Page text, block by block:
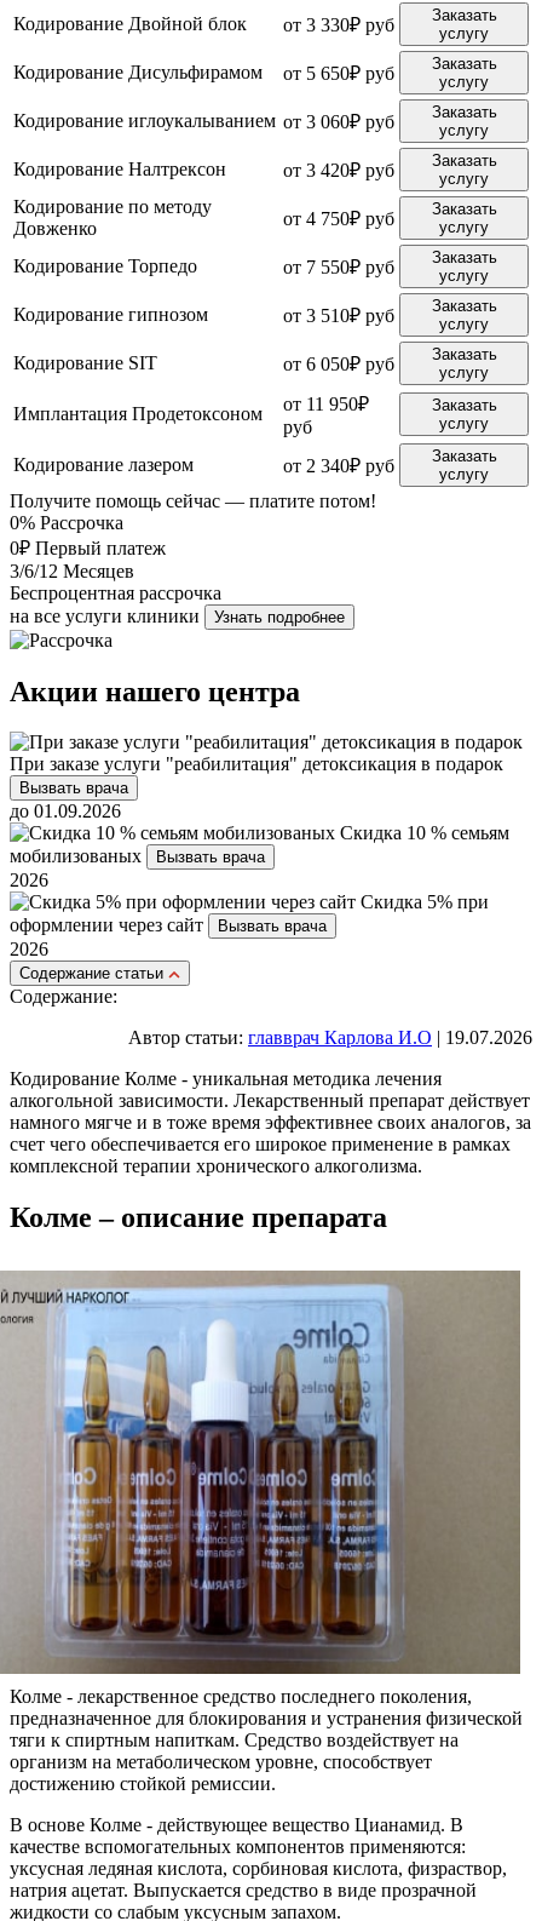
Кодирование Двойной блок от 3 330₽ руб
Заказать
услугу
Кодирование Дисульфирамом от 5 650₽ руб
Заказать
услугу
Кодирование иглоукалыванием от 3 060₽ руб
Заказать
услугу
Кодирование Налтрексон от 3 420₽ руб
Заказать
услугу
Кодирование по методу
Довженко
от 4 750₽ руб
Заказать
услугу
Кодирование Торпедо от 7 550₽ руб
Заказать
услугу
Кодирование гипнозом от 3 510₽ руб
Заказать
услугу
Кодирование SIT от 6 050₽ руб
Заказать
услугу
Имплантация Продетоксоном
от 11 950₽
руб
Заказать
услугу
Кодирование лазером от 2 340₽ руб
Заказать
услугу
Получите помощь сейчас — платите потом!
0% Рассрочка
0₽ Первый платеж
3/6/12 Месяцев
Беспроцентная рассрочка
на все услуги клиники
Узнать подробнее
Акции нашего центра
При заказе услуги "реабилитация" детоксикация в подарок
Вызвать врача
до 01.09.2026
Скидка 10 % семьям
мобилизованых
Вызвать врача
2026
Скидка 5% при
оформлении через сайт
Вызвать врача
2026
Cодержание статьи
Содержание:
Автор статьи: главврач Карлова И.О | 19.07.2026
Кодирование Колме - уникальная методика лечения
алкогольной зависимости. Лекарственный препарат действует
намного мягче и в тоже время эффективнее своих аналогов, за
счет чего обеспечивается его широкое применение в рамках
комплексной терапии хронического алкоголизма.
Колме – описание препарата
Колме - лекарственное средство последнего поколения,
предназначенное для блокирования и устранения физической
тяги к спиртным напиткам. Средство воздействует на
организм на метаболическом уровне, способствует
достижению стойкой ремиссии.
В основе Колме - действующее вещество Цианамид. В
качестве вспомогательных компонентов применяются:
уксусная ледяная кислота, сорбиновая кислота, физраствор,
натрия ацетат. Выпускается средство в виде прозрачной
жидкости со слабым уксусным запахом.